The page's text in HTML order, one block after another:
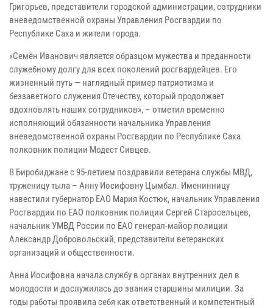
Григорьев, представители городской администрации, сотрудники
вневедомственной охраны Управления Росгвардии по
Республике Саха и жители города.
«Семён Иванович является образцом мужества и преданности
служебному долгу для всех поколений росгвардейцев. Его
жизненный путь — наглядный пример патриотизма и
беззаветного служения Отечеству, который продолжает
вдохновлять наших сотрудников», – отметил временно
исполняющий обязанности начальника Управления
вневедомственной охраны Росгвардии по Республике Саха
полковник полиции Модест Сивцев.
В Биробиджане с 95-летием поздравили ветерана службы МВД,
труженицу тыла – Анну Иосифовну Цымбал. Именинницу
навестили губернатор ЕАО Мария Костюк, начальник Управления
Росгвардии по ЕАО полковник полиции Сергей Старосельцев,
начальник УМВД России по ЕАО генерал-майор полиции
Александр Добровольский, представители ветеранских
организаций и общественности.
Анна Иосифовна начала службу в органах внутренних дел в
молодости и дослужилась до звания старшины милиции. За
годы работы проявила себя как ответственный и компетентный